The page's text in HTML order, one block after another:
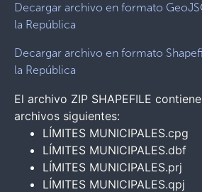
Decargar archivo en formato
la República
Decargar archivo en formato
la República
El archivo ZIP SHAPEFILE
archivos siguientes:
LÍMITES MUNICIPALES.cpg
LÍMITES MUNICIPALES.dbf
LÍMITES MUNICIPALES.prj
LÍMITES MUNICIPALES.qpj